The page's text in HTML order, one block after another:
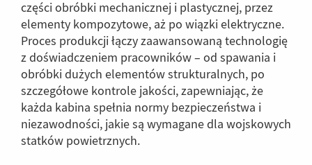
części obróbki mechanicznej i plastycznej, przez
elementy kompozytowe, aż po wiązki elektryczne.
Proces produkcji łączy zaawansowaną technologię
z doświadczeniem pracowników – od spawania i
obróbki dużych elementów strukturalnych, po
szczegółowe kontrole jakości, zapewniając, że
każda kabina spełnia normy bezpieczeństwa i
niezawodności, jakie są wymagane dla wojskowych
statków powietrznych.